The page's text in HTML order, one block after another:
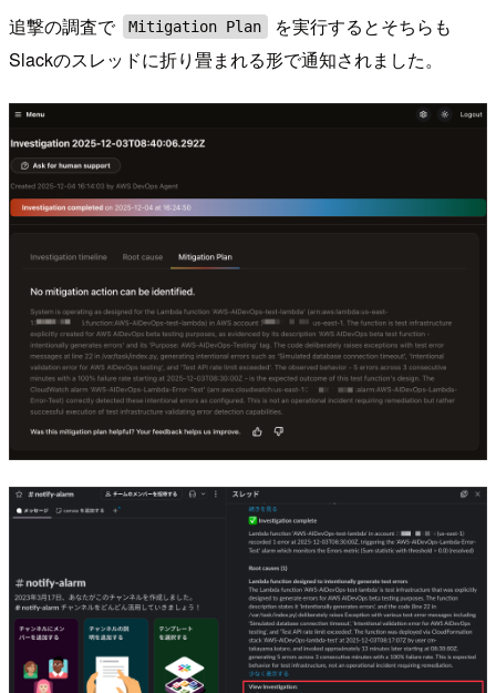
追撃の調査で Mitigation Plan
を実行するとそちらも
Slackのスレッドに折り畳まれる形で通知されました。